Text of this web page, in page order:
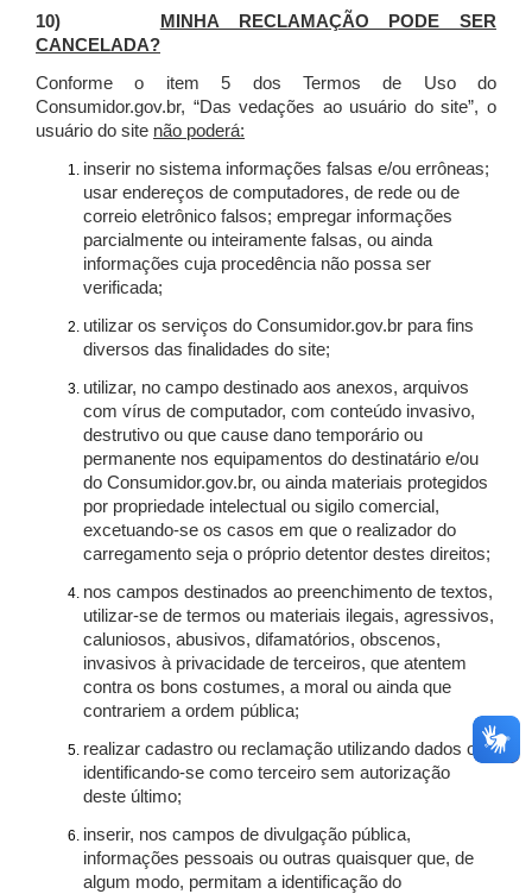
10)
MINHA RECLAMAÇÃO PODE SER
CANCELADA?
Conforme o item 5 dos Termos de Uso do
Consumidor.gov.br, “Das vedações ao usuário do site”, o
usuário do site não poderá:
inserir no sistema informações falsas e/ou errôneas;
usar endereços de computadores, de rede ou de
correio eletrônico falsos; empregar informações
parcialmente ou inteiramente falsas, ou ainda
informações cuja procedência não possa ser
verificada;
utilizar os serviços do Consumidor.gov.br para fins
diversos das finalidades do site;
utilizar, no campo destinado aos anexos, arquivos
com vírus de computador, com conteúdo invasivo,
destrutivo ou que cause dano temporário ou
permanente nos equipamentos do destinatário e/ou
do Consumidor.gov.br, ou ainda materiais protegidos
por propriedade intelectual ou sigilo comercial,
excetuando-se os casos em que o realizador do
carregamento seja o próprio detentor destes direitos;
nos campos destinados ao preenchimento de textos,
utilizar-se de termos ou materiais ilegais, agressivos,
caluniosos, abusivos, difamatórios, obscenos,
invasivos à privacidade de terceiros, que atentem
contra os bons costumes, a moral ou ainda que
contrariem a ordem pública;
realizar cadastro ou reclamação utilizando dados ou
identificando-se como terceiro sem autorização
deste último;
inserir, nos campos de divulgação pública,
informações pessoais ou outras quaisquer que, de
algum modo, permitam a identificação do